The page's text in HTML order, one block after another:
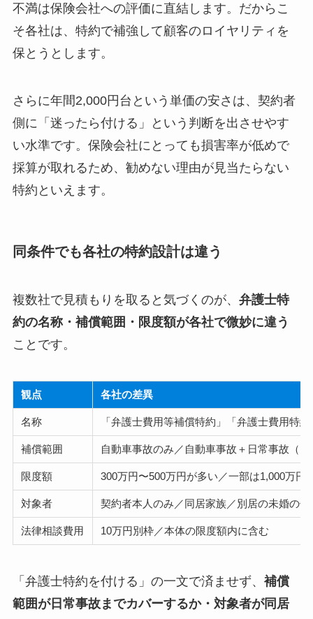
不満は保険会社への評価に直結します。だからこ
そ各社は、特約で補強して顧客のロイヤリティを
保とうとします。
さらに年間2,000円台という単価の安さは、契約者
側に「迷ったら付ける」という判断を出させやす
い水準です。保険会社にとっても損害率が低めで
採算が取れるため、勧めない理由が見当たらない
特約といえます。
同条件でも各社の特約設計は違う
複数社で見積もりを取ると気づくのが、 弁護士特
約の名称・補償範囲・限度額が各社で微妙に違う
ことです。
観点 各社の差異
名称 「弁護士費用等補償特約」「弁護士費用特
補償範囲 自動車事故のみ／自動車事故＋日常事故（
限度額 300万円〜500万円が多い／一部は1,000万円
対象者 契約者本人のみ／同居家族／別居の未婚の子
法律相談費用 10万円別枠／本体の限度額内に含む
「弁護士特約を付ける」の一文で済ませず、 補償
範囲が日常事故までカバーするか・対象者が同居